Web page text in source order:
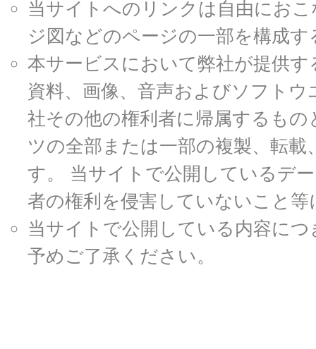
当サイトへのリンクは自由にお
ジ図などのページの一部を構成
本サービスにおいて弊社が提供
資料、画像、音声およびソフト
社その他の権利者に帰属するも
ツの全部または一部の複製、転
す。 当サイトで公開しているデ
者の権利を侵害していないこと
当サイトで公開している内容に
予めご了承ください。